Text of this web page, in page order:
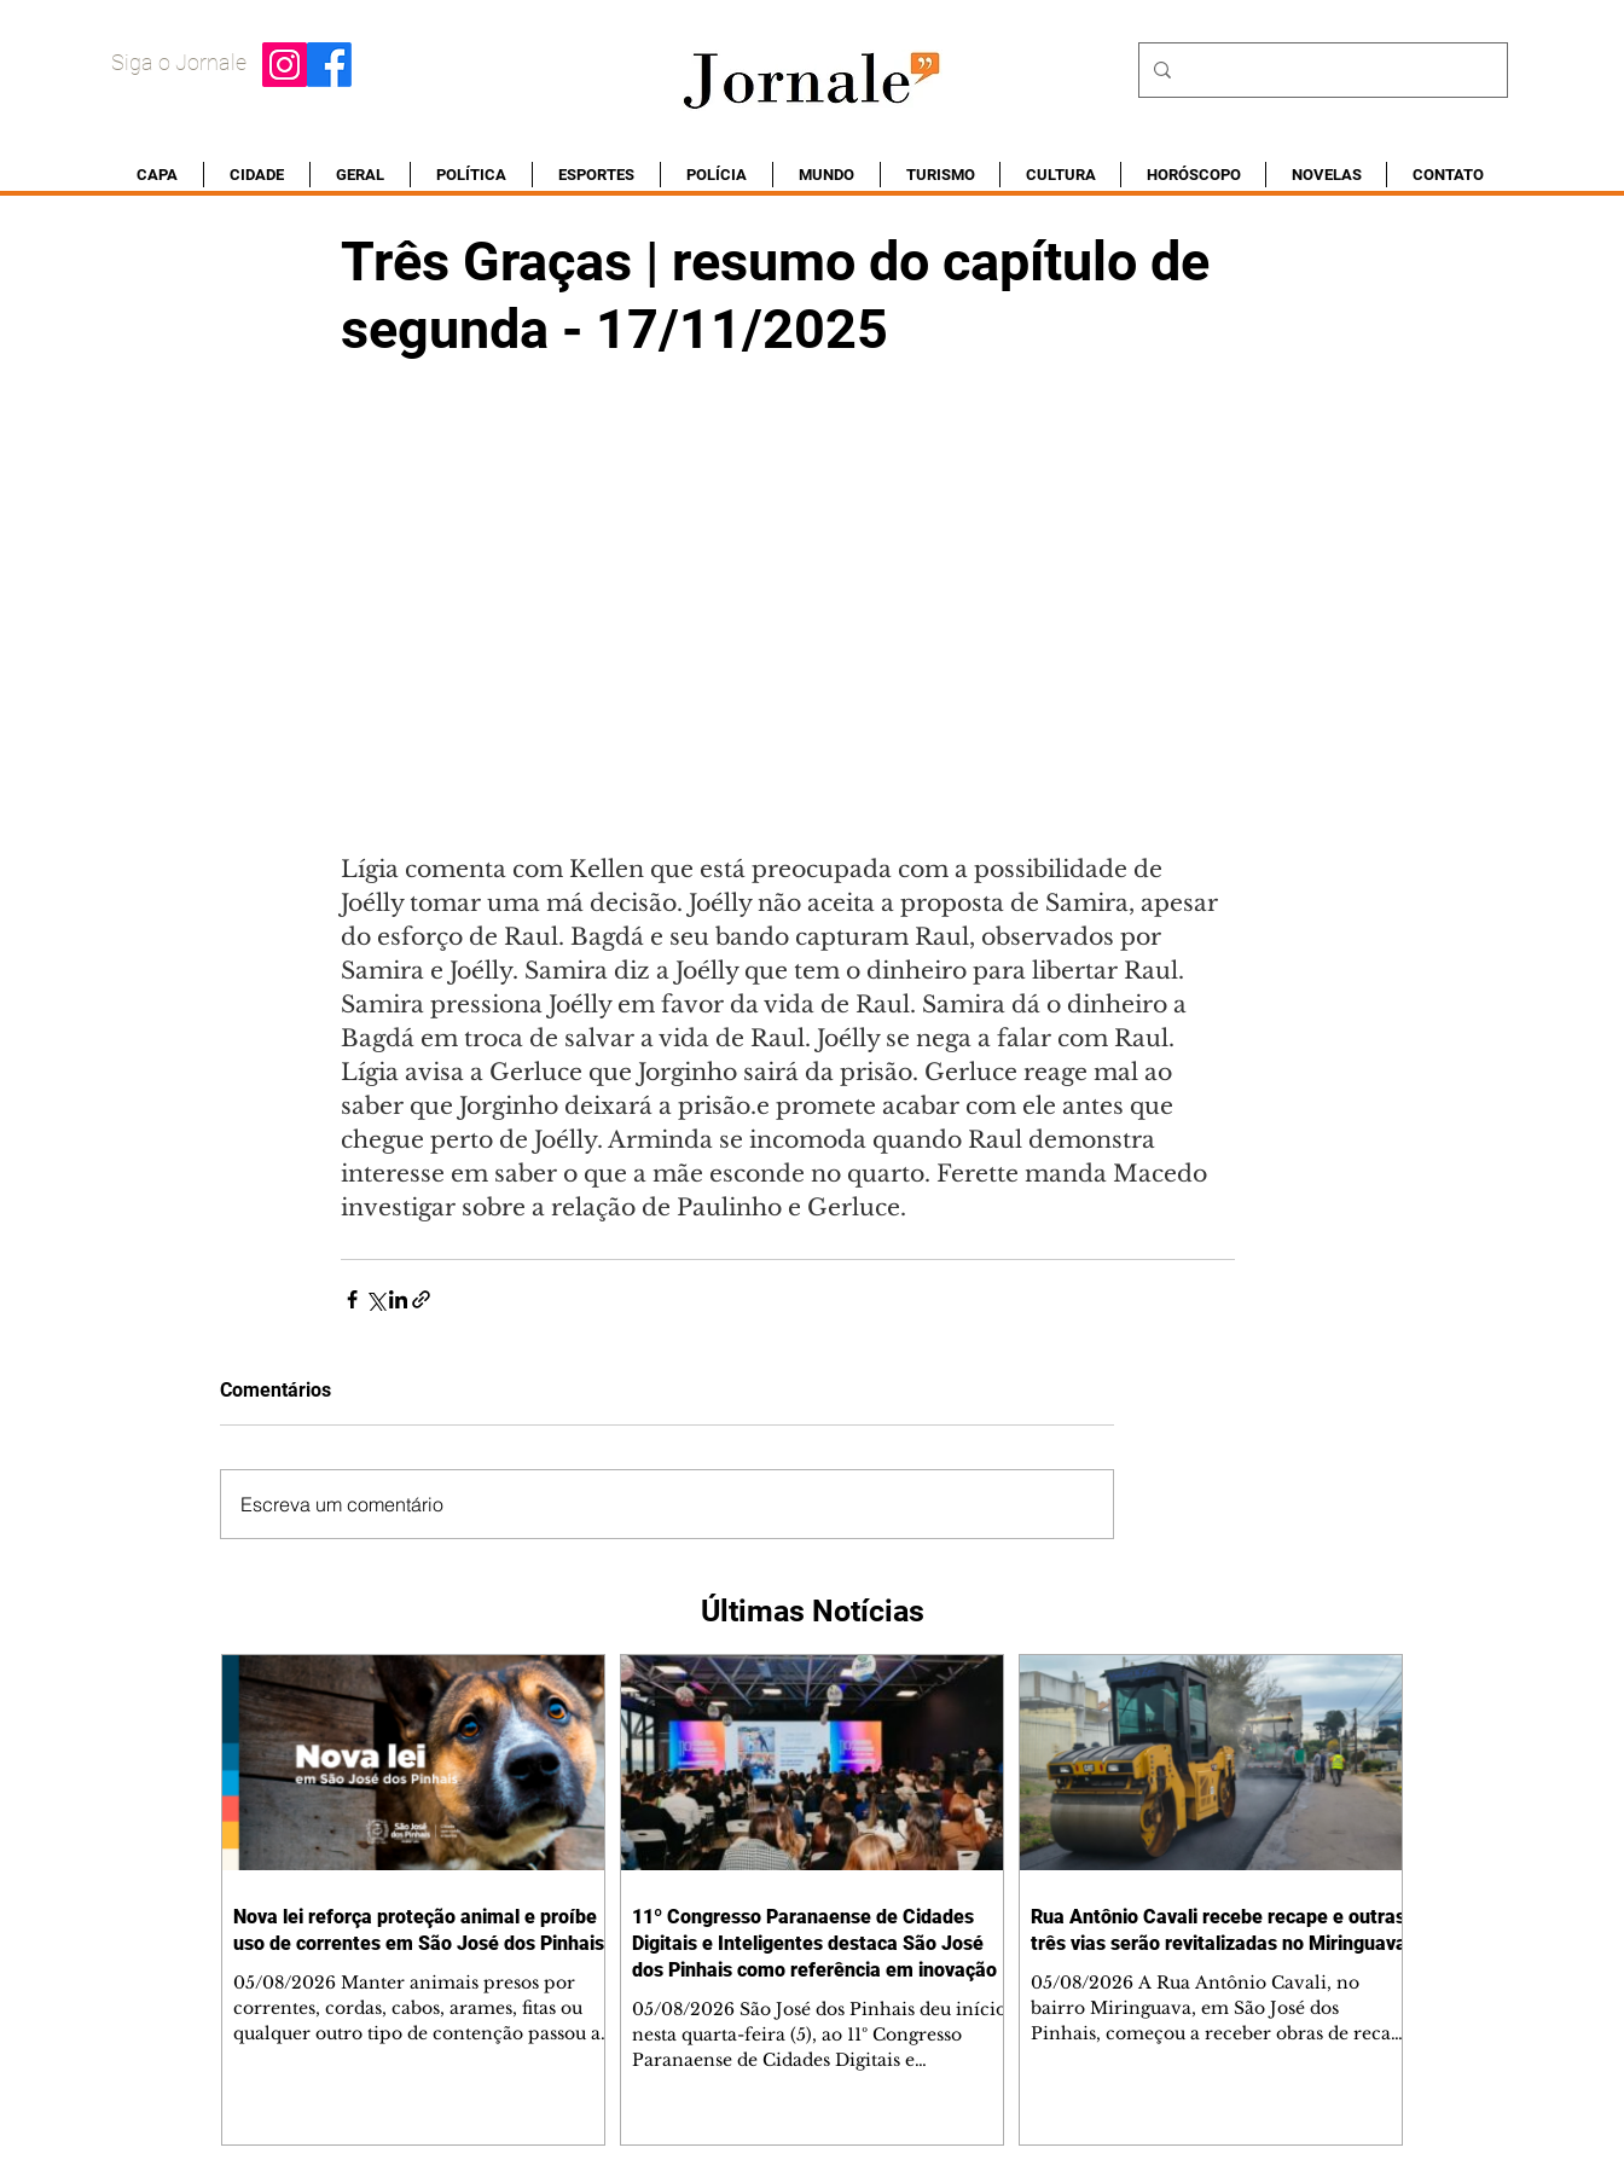
Siga o Jornale
CAPA CIDADE GERAL POLÍTICA ESPORTES POLÍCIA MUNDO TURISMO CULTURA HORÓSCOPO NOVELAS CONTATO
Três Graças | resumo do capítulo de
segunda - 17/11/2025
Lígia comenta com Kellen que está preocupada com a possibilidade de
Joélly tomar uma má decisão. Joélly não aceita a proposta de Samira, apesar
do esforço de Raul. Bagdá e seu bando capturam Raul, observados por
Samira e Joélly. Samira diz a Joélly que tem o dinheiro para libertar Raul.
Samira pressiona Joélly em favor da vida de Raul. Samira dá o dinheiro a
Bagdá em troca de salvar a vida de Raul. Joélly se nega a falar com Raul.
Lígia avisa a Gerluce que Jorginho sairá da prisão. Gerluce reage mal ao
saber que Jorginho deixará a prisão.e promete acabar com ele antes que
chegue perto de Joélly. Arminda se incomoda quando Raul demonstra
interesse em saber o que a mãe esconde no quarto. Ferette manda Macedo
investigar sobre a relação de Paulinho e Gerluce.
Comentários
Escreva um comentário
Últimas Notícias
Nova lei reforça proteção animal e proíbe
uso de correntes em São José dos Pinhais
05/08/2026 Manter animais presos por
correntes, cordas, cabos, arames, fitas ou
qualquer outro tipo de contenção passou a
11º Congresso Paranaense de Cidades
Digitais e Inteligentes destaca São José
dos Pinhais como referência em inovação
05/08/2026 São José dos Pinhais deu início,
nesta quarta-feira (5), ao 11º Congresso
Paranaense de Cidades Digitais e
Rua Antônio Cavali recebe recape e outras
três vias serão revitalizadas no Miringuava
05/08/2026 A Rua Antônio Cavali, no
bairro Miringuava, em São José dos
Pinhais, começou a receber obras de recape